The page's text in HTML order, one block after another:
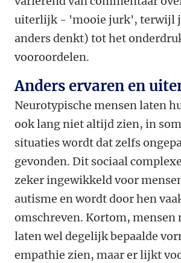
uiterlijk - 'mooie jurk', terwijl
anders denkt) tot het
vooroordelen.
Anders ervaren en
Neurotypische mensen laten
ook lang niet altijd zien, in
situaties wordt dat zelfs
gevonden. Dit sociaal
zeker ingewikkeld voor
autisme en wordt door hen
omschreven. Kortom, mensen
laten wel degelijk bepaalde
empathie zien, maar er lijkt